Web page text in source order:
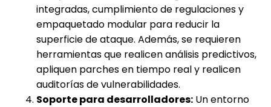
integradas, cumplimiento de regulaciones y
empaquetado modular para reducir la
superficie de ataque. Además, se requieren
herramientas que realicen análisis predictivos,
apliquen parches en tiempo real y realicen
auditorías de vulnerabilidades.
Soporte para desarrolladores: Un entorno